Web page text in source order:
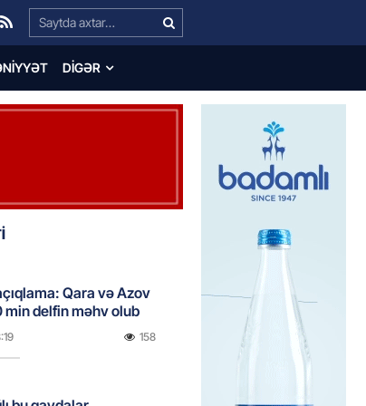
Search…
DIGƏR
Qara və Azov
min delfin məhv olub
158